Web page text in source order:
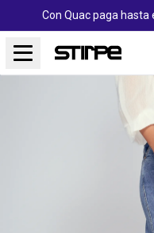
Con Quac paga hasta